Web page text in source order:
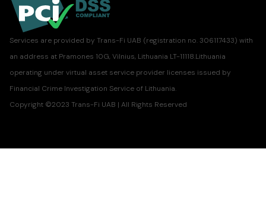
Services are provided by Trans-Fi UAB (registration no. 306117433) with
an address at Pramones 10G, Vilnius, Lithuania LT-11118.Lithuania
operating under virtual asset service provider licenses issued by
Financial Crime Investigation Service of Lithuania.
Copyright ©2023 Trans-Fi UAB | All Rights Reserved